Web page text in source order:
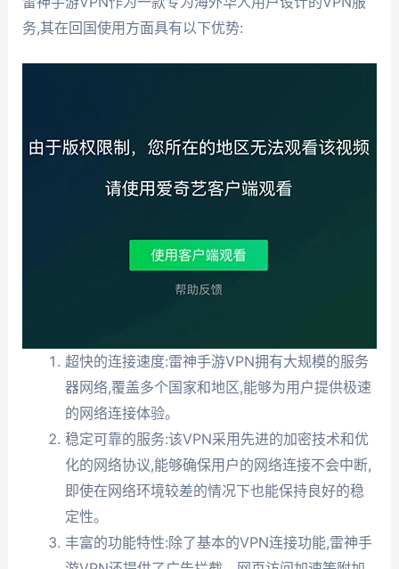
务,其在回国使用方面具有以下优势:
超快的连接速度:雷神手游VPN拥有大规模的服务
器网络,覆盖多个国家和地区,能够为用户提供极速
的网络连接体验。
稳定可靠的服务:该VPN采用先进的加密技术和优
化的网络协议,能够确保用户的网络连接不会中断,
即使在网络环境较差的情况下也能保持良好的稳
定性。
丰富的功能特性:除了基本的VPN连接功能,雷神手